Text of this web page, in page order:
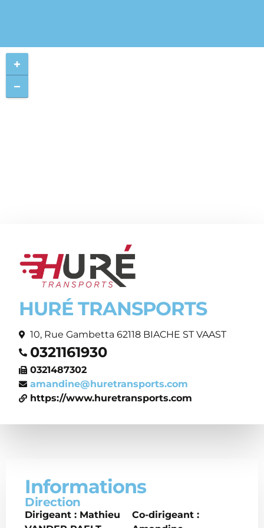
HURÉ TRANSPORTS
10, Rue Gambetta 62118 BIACHE ST VAAST
0321161930
0321487302
amandine@huretransports.com
https://www.huretransports.com
Informations
Direction
Dirigeant : Mathieu
Co-dirigeant :